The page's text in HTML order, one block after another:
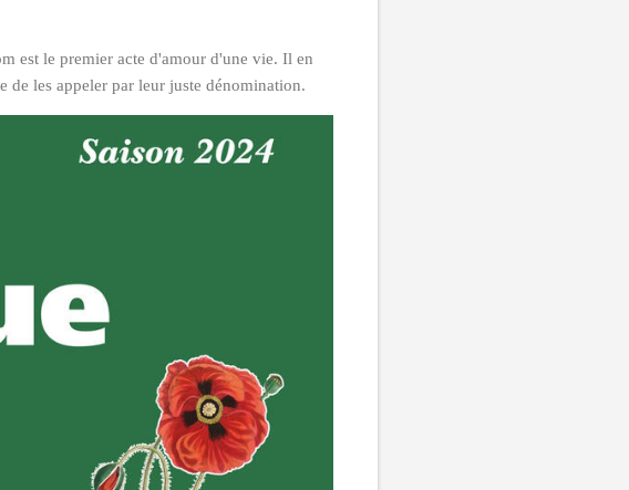
est le premier acte d'amour d'une vie. Il en
de les appeler par leur juste dénomination.